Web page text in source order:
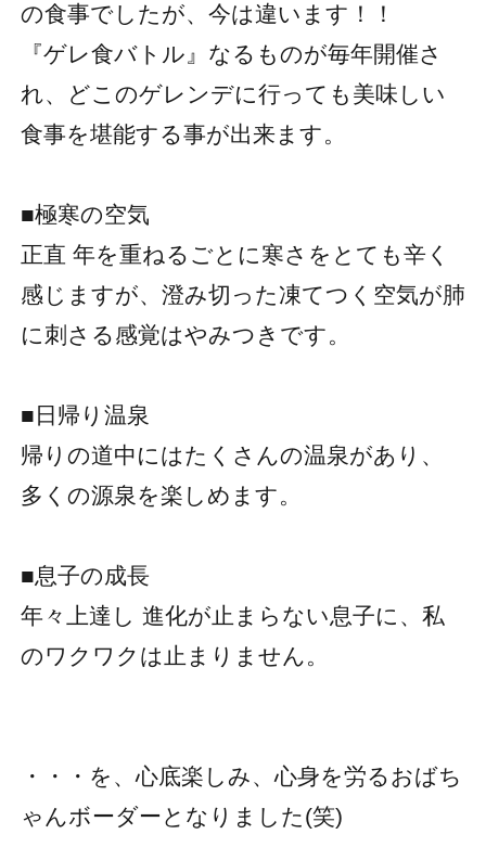
の食事でしたが、今は違います！！
『ゲレ食バトル』なるものが毎年開催さ
れ、どこのゲレンデに行っても美味しい
食事を堪能する事が出来ます。
■極寒の空気
正直 年を重ねるごとに寒さをとても辛く
感じますが、澄み切った凍てつく空気が肺
に刺さる感覚はやみつきです。
■日帰り温泉
帰りの道中にはたくさんの温泉があり、
多くの源泉を楽しめます。
■息子の成長
年々上達し 進化が止まらない息子に、私
のワクワクは止まりません。
・・・を、心底楽しみ、心身を労るおばち
ゃんボーダーとなりました(笑)